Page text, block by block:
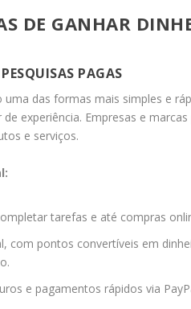
DE GANHAR
PAGAS
uma das formas mais simples e
experiência. Empresas e
e serviços.
tarefas e até compras
com pontos convertíveis em
e pagamentos rápidos via